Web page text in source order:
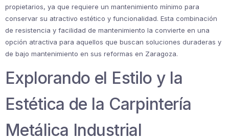
propietarios, ya que requiere un mantenimiento mínimo para
conservar su atractivo estético y funcionalidad. Esta combinación
de resistencia y facilidad de mantenimiento la convierte en una
opción atractiva para aquellos que buscan soluciones duraderas y
de bajo mantenimiento en sus reformas en Zaragoza.
Explorando el Estilo y la
Estética de la Carpintería
Metálica Industrial